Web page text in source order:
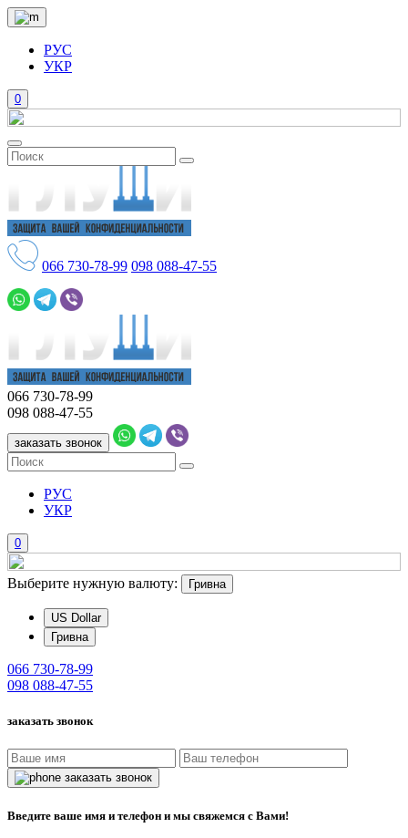
РУС
УКР
0
066 730-78-99 098 088-47-55
066 730-78-99
098 088-47-55
заказать звонок
РУС
УКР
0
Выберите нужную валюту: Гривна
US Dollar
Гривна
066 730-78-99
098 088-47-55
заказать звонок
заказать звонок
Введите ваше имя и телефон и мы свяжемся с Вами!